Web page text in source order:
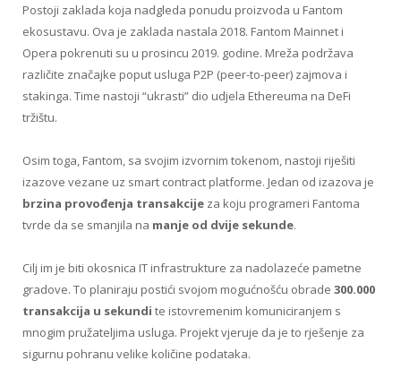
Postoji zaklada koja nadgleda ponudu proizvoda u Fantom
ekosustavu. Ova je zaklada nastala 2018. Fantom Mainnet i
Opera pokrenuti su u prosincu 2019. godine. Mreža podržava
različite značajke poput usluga P2P (peer-to-peer) zajmova i
stakinga. Time nastoji “ukrasti” dio udjela Ethereuma na DeFi
tržištu.
Osim toga, Fantom, sa svojim izvornim tokenom, nastoji riješiti
izazove vezane uz smart contract platforme. Jedan od izazova je
brzina provođenja transakcije za koju programeri Fantoma
tvrde da se smanjila na manje od dvije sekunde.
Cilj im je biti okosnica IT infrastrukture za nadolazeće pametne
gradove. To planiraju postići svojom mogućnošću obrade 300.000
transakcija u sekundi te istovremenim komuniciranjem s
mnogim pružateljima usluga. Projekt vjeruje da je to rješenje za
sigurnu pohranu velike količine podataka.